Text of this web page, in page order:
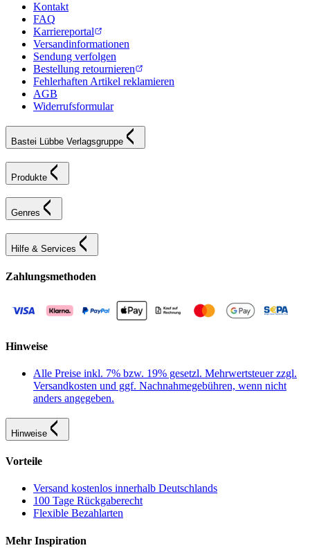
Kontakt
FAQ
Karriereportal
Versandinformationen
Sendung verfolgen
Bestellung retournieren
Fehlerhaften Artikel reklamieren
AGB
Widerrufsformular
Bastei Lübbe Verlagsgruppe
Produkte
Genres
Hilfe & Services
Zahlungsmethoden
Hinweise
Alle Preise inkl. 7% bzw. 19% gesetzl. Mehrwertsteuer zzgl.
Versandkosten und ggf. Nachnahmegebühren, wenn nicht
anders angegeben.
Hinweise
Vorteile
Versand kostenlos innerhalb Deutschlands
100 Tage Rückgaberecht
Flexible Bezahlarten
Mehr Inspiration